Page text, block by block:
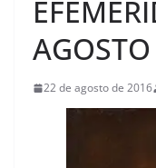
AGOSTO
22 de agosto de 2016